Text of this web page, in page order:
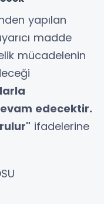
yapılan
madde
mücadelenin
edecektir.
ifadelerine